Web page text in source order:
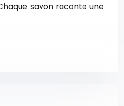
savon raconte une